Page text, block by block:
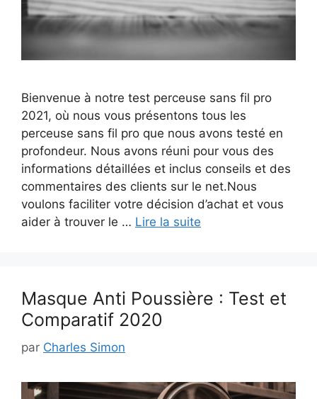
Bienvenue à notre test perceuse sans fil pro
2021, où nous vous présentons tous les
perceuse sans fil pro que nous avons testé en
profondeur. Nous avons réuni pour vous des
informations détaillées et inclus conseils et des
commentaires des clients sur le net.Nous
voulons faciliter votre décision d’achat et vous
aider à trouver le … Lire la suite
Masque Anti Poussière : Test et
Comparatif 2020
par Charles Simon